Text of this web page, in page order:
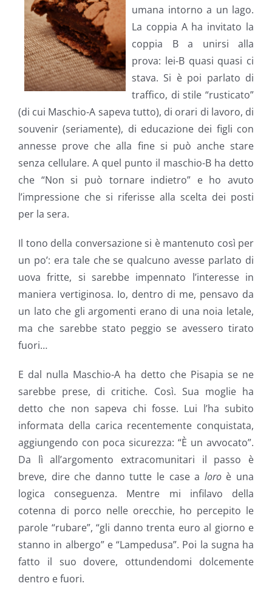
umana intorno a un lago.
La coppia A ha invitato la
coppia B a unirsi alla
prova: lei-B quasi quasi ci
stava. Si è poi parlato di
traffico, di stile “rusticato”
(di cui Maschio-A sapeva tutto), di orari di lavoro, di
souvenir (seriamente), di educazione dei figli con
annesse prove che alla fine si può anche stare
senza cellulare. A quel punto il maschio-B ha detto
che “Non si può tornare indietro” e ho avuto
l’impressione che si riferisse alla scelta dei posti
per la sera.
Il tono della conversazione si è mantenuto così per
un po’: era tale che se qualcuno avesse parlato di
uova fritte, si sarebbe impennato l’interesse in
maniera vertiginosa. Io, dentro di me, pensavo da
un lato che gli argomenti erano di una noia letale,
ma che sarebbe stato peggio se avessero tirato
fuori…
E dal nulla Maschio-A ha detto che Pisapia se ne
sarebbe prese, di critiche. Così. Sua moglie ha
detto che non sapeva chi fosse. Lui l’ha subito
informata della carica recentemente conquistata,
aggiungendo con poca sicurezza: “È un avvocato”.
Da lì all’argomento extracomunitari il passo è
breve, dire che danno tutte le case a loroè una
logica conseguenza. Mentre mi infilavo della
cotenna di porco nelle orecchie, ho percepito le
parole “rubare”, “gli danno trenta euro al giorno e
stanno in albergo” e “Lampedusa”. Poi la sugna ha
fatto il suo dovere, ottundendomi dolcemente
dentro e fuori.